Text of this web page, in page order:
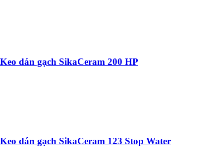
Keo dán gạch SikaCeram 200 HP
Keo dán gạch SikaCeram 123 Stop Water